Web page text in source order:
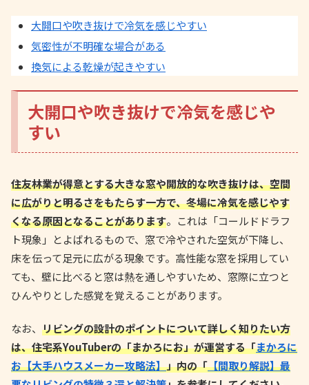
大開口や吹き抜けで冷気を感じやすい
気密性が不明確な場合がある
換気による乾燥が起きやすい
大開口や吹き抜けで冷気を感じや
すい
住友林業が得意とする大きな窓や開放的な吹き抜けは、空間
に広がりと明るさをもたらす一方で、冬場に冷気を感じやす
くなる原因となることがあります。これは「コールドドラフ
ト現象」とよばれるもので、窓で冷やされた空気が下降し、
床を伝って足元に広がる現象です。高性能な窓を採用してい
ても、壁に比べると窓は熱を通しやすいため、窓際に立つと
ひんやりとした感覚を覚えることがあります。
なお、 リビングの設計のポイントについて詳しく知りたい方
は、住宅系YouTuberの「まかろにお」が運営する「まかろに
お【大手ハウスメーカー攻略法】」内の「【間取り解説】最